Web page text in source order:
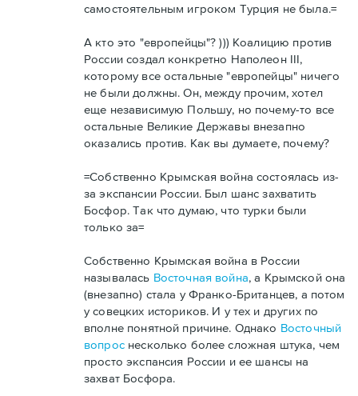
самостоятельным игроком Турция не была.=
А кто это "европейцы"? ))) Коалицию против
России создал конкретно Наполеон III,
которому все остальные "европейцы" ничего
не были должны. Он, между прочим, хотел
еще независимую Польшу, но почему-то все
остальные Великие Державы внезапно
оказались против. Как вы думаете, почему?
=Собственно Крымская война состоялась из-
за экспансии России. Был шанс захватить
Босфор. Так что думаю, что турки были
только за=
Собственно Крымская война в России
называлась Восточная война, а Крымской она
(внезапно) стала у Франко-Британцев, а потом
у совецких историков. И у тех и других по
вполне понятной причине. Однако Восточный
вопроснесколько более сложная штука, чем
просто экспансия России и ее шансы на
захват Босфора.